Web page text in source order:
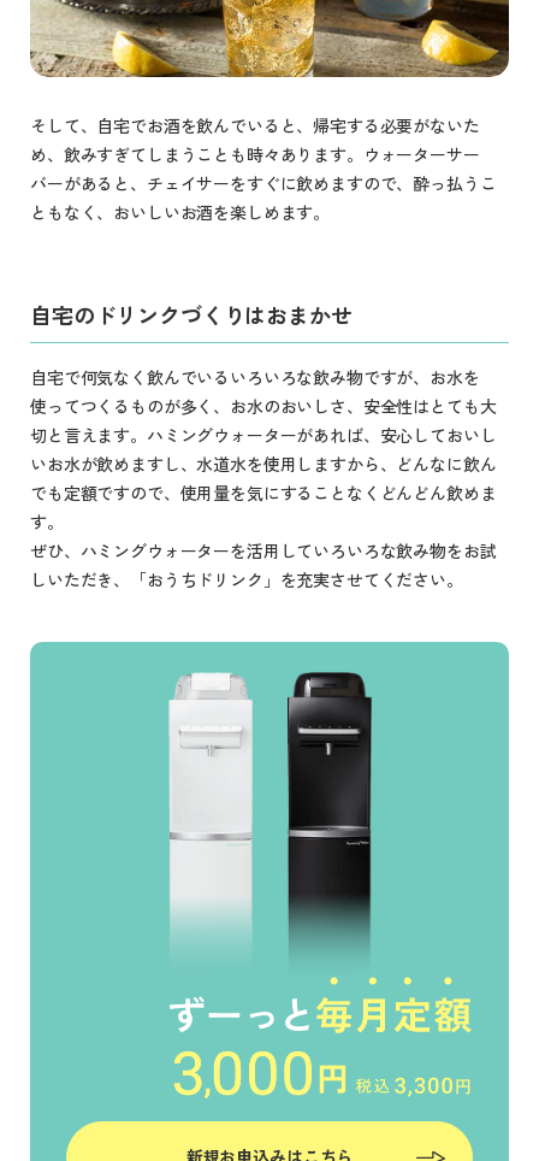
そして、自宅でお酒を飲んでいると、帰宅する必要がないた
め、飲みすぎてしまうことも時々あります。ウォーターサー
バーがあると、チェイサーをすぐに飲めますので、酔っ払うこ
ともなく、おいしいお酒を楽しめます。
自宅のドリンクづくりはおまかせ
自宅で何気なく飲んでいるいろいろな飲み物ですが、お水を
使ってつくるものが多く、お水のおいしさ、安全性はとても大
切と言えます。ハミングウォーターがあれば、安心しておいし
いお水が飲めますし、水道水を使用しますから、どんなに飲ん
でも定額ですので、使用量を気にすることなくどんどん飲めま
す。
ぜひ、ハミングウォーターを活用していろいろな飲み物をお試
しいただき、「おうちドリンク」を充実させてください。